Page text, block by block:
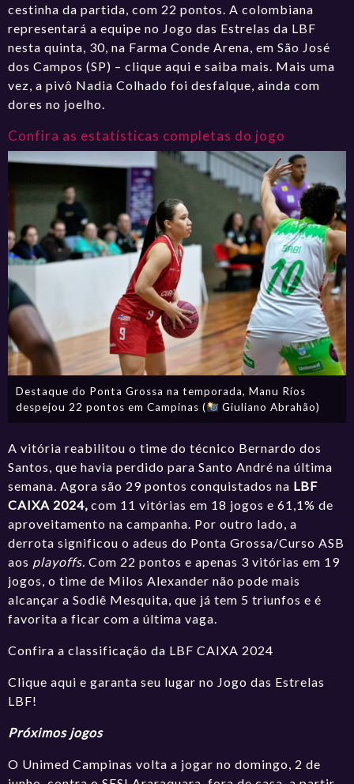
cestinha da partida, com 22 pontos. A colombiana
representará a equipe no Jogo das Estrelas da LBF
nesta quinta, 30, na Farma Conde Arena, em São José
dos Campos (SP) –clique aqui e saiba mais. Mais uma
vez, a pivô Nadia Colhado foi desfalque, ainda com
dores no joelho.
Confira as estatísticas completas do jogo
Destaque do Ponta Grossa na temporada, Manu Ríos
despejou 22 pontos em Campinas (
Giuliano Abrahão)
A vitória reabilitou o time do técnico Bernardo dos
Santos, que havia perdido para Santo André na última
semana.Agora são 29 pontos conquistados na LBF
CAIXA 2024,com 11 vitórias em 18 jogos e 61,1% de
aproveitamento na campanha. Por outro lado, a
derrota significou o adeus do Ponta Grossa/Curso ASB
aos playoffs. Com 22 pontos e apenas 3 vitórias em 19
jogos, o time de Milos Alexander não pode mais
alcançar a Sodiê Mesquita, que já tem 5 triunfos e é
favorita a ficar com a última vaga.
Confira a classificação da LBF CAIXA 2024
Clique aqui e garanta seu lugar no Jogo das Estrelas
LBF!
Próximos jogos
O Unimed Campinas volta a jogar no domingo, 2 de